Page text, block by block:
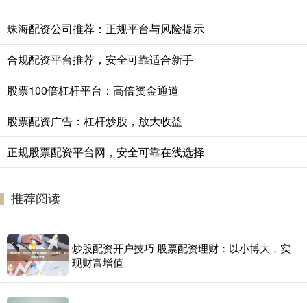
珠海配资公司推荐：正规平台与风险提示
合规配资平台推荐，安全可靠适合新手
股票100倍杠杆平台：高倍资金通道
股票配资广告：杠杆炒股，放大收益
正规股票配资平台网，安全可靠在线选择
推荐阅读
炒股配资开户技巧 股票配资理财：以小博大，实
现财富增值